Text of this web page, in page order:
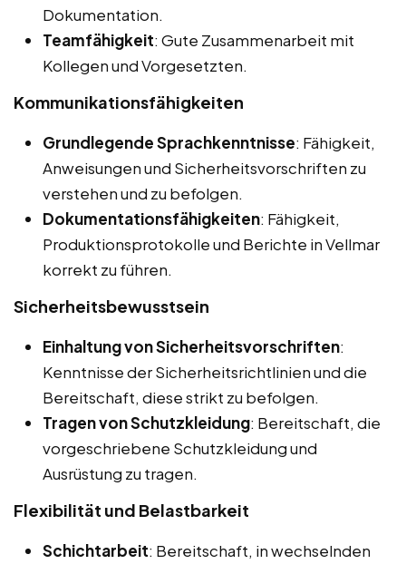
Dokumentation.
Teamfähigkeit: Gute Zusammenarbeit mit
Kollegen und Vorgesetzten.
Kommunikationsfähigkeiten
Grundlegende Sprachkenntnisse: Fähigkeit,
Anweisungen und Sicherheitsvorschriften zu
verstehen und zu befolgen.
Dokumentationsfähigkeiten: Fähigkeit,
Produktionsprotokolle und Berichte in Vellmar
korrekt zu führen.
Sicherheitsbewusstsein
Einhaltung von Sicherheitsvorschriften:
Kenntnisse der Sicherheitsrichtlinien und die
Bereitschaft, diese strikt zu befolgen.
Tragen von Schutzkleidung: Bereitschaft, die
vorgeschriebene Schutzkleidung und
Ausrüstung zu tragen.
Flexibilität und Belastbarkeit
Schichtarbeit: Bereitschaft, in wechselnden